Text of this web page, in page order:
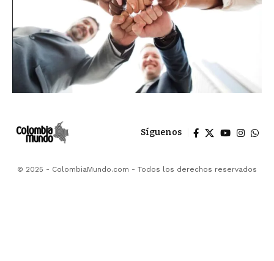
Síguenos
© 2025 - ColombiaMundo.com - Todos los derechos reservados